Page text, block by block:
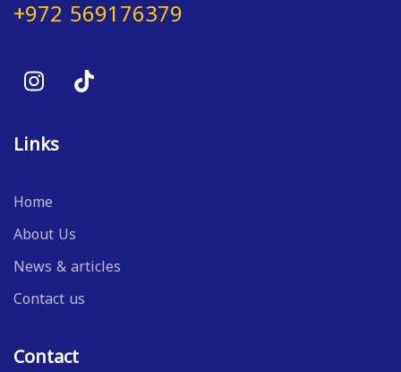
+972 569176379
Links
Home
About Us
News & articles
Contact us
Contact